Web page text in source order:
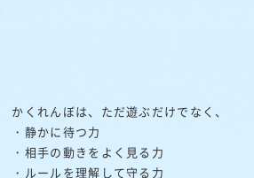
かくれんぼは、ただ遊ぶだけでなく、
・静かに待つ力
・相手の動きをよく見る力
・ルールを理解して守る力